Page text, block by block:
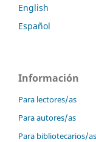
English
Español
Información
Para lectores/as
Para autores/as
Para bibliotecarios/as